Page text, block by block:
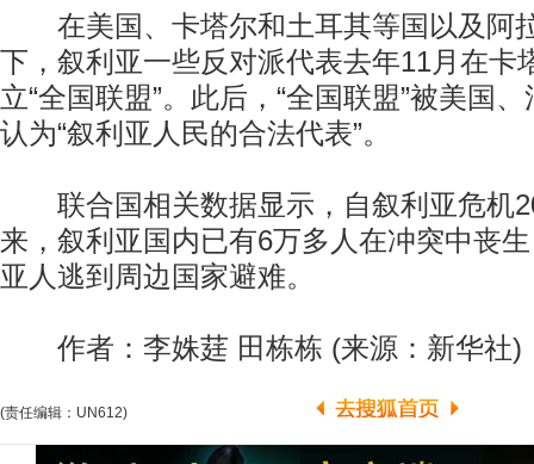
在美国、卡塔尔和土耳其等国以及阿
下，叙利亚一些反对派代表去年11月在卡
立“全国联盟”。此后，“全国联盟”被美国
认为“叙利亚人民的合法代表”。
联合国相关数据显示，自叙利亚危机
来，叙利亚国内已有6万多人在冲突中丧
亚人逃到周边国家避难。
作者：李姝莛 田栋栋 (来源：新华社)
(责任编辑：UN612)